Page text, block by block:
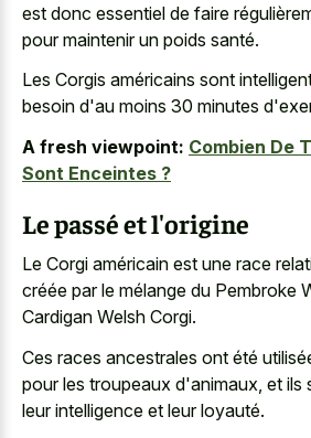
est donc essentiel de faire
pour maintenir un poids santé.
Les Corgis américains sont
besoin d'au moins 30 minutes
A fresh viewpoint: Combien De
Sont Enceintes ?
Le passé et l'origine
Le Corgi américain est une race
créée par le mélange du Pembroke
Cardigan Welsh Corgi.
Ces races ancestrales ont été
pour les troupeaux d'animaux, et ils
leur intelligence et leur loyauté.